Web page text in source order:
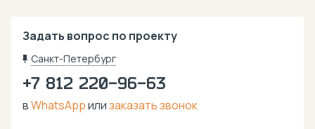
Задать вопрос по проекту
Санкт-Петербург
+7 812 220-96-63
вWhatsAppилизаказать звонок